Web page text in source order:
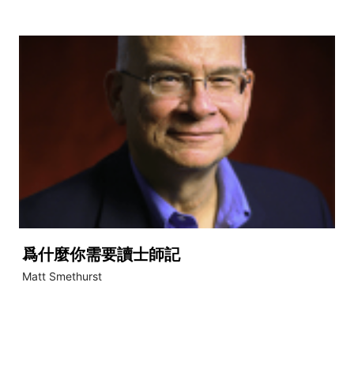
爲什麼你需要讀士師記
Matt Smethurst